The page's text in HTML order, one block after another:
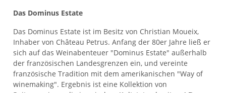
Das Dominus Estate
Das Dominus Estate ist im Besitz von Christian Moueix,
Inhaber von Château Petrus. Anfang der 80er Jahre ließ er
sich auf das Weinabenteuer "Dominus Estate" außerhalb
der französischen Landesgrenzen ein, und vereinte
französische Tradition mit dem amerikanischen "Way of
winemaking". Ergebnis ist eine Kollektion von